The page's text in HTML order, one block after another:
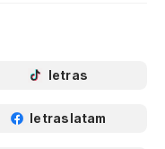
letras
letraslatam